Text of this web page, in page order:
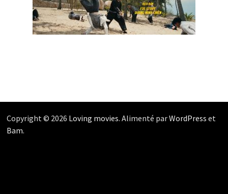
Copyright © 2026 Loving movies. Alimenté parWordPress et
Bam.